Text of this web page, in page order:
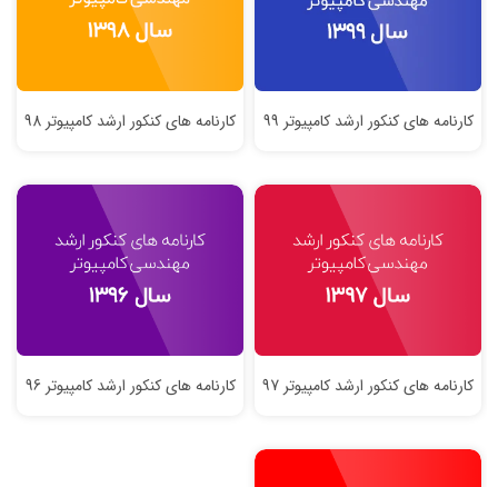
کارنامه های کنکور ارشد کامپیوتر 99 کارنامه های کنکور ارشد کامپیوتر 98
کارنامه های کنکور ارشد کامپیوتر 97 کارنامه های کنکور ارشد کامپیوتر 96